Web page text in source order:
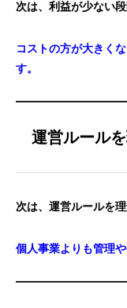
次は、利益が少ない
コストの方が大きく
す。
運営ルール
次は、運営ルールを
個人事業よりも管理